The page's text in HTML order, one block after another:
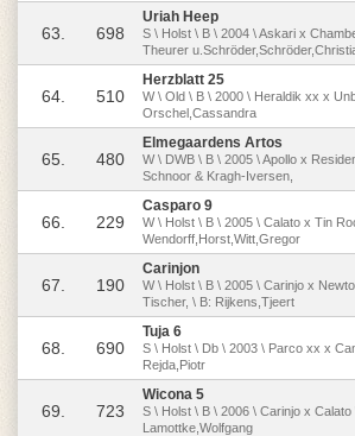
63. 698
Uriah Heep
S \ Holst \ B \ 2004 \ Askari x
Theurer
64. 510
Herzblatt 25
W \ Old \ B \ 2000 \ Heraldik xx x
Orschel,Cassandra
65. 480
Elmegaardens Artos
W \ DWB \ B \ 2005 \ Apollo x
Schnoor & Kragh-Iversen,
66. 229
Casparo 9
W \ Holst \ B \ 2005 \ Calato x Tin
Wendorff,Horst,Witt,Gregor
67. 190
Carinjon
W \ Holst \ B \ 2005 \ Carinjo x
Tischer, \ B: Rijkens,Tjeert
68. 690
Tuja 6
S \ Holst \ Db \ 2003 \ Parco xx x
Rejda,Piotr
69. 723
Wicona 5
S \ Holst \ B \ 2006 \ Carinjo x
Lamottke,Wolfgang